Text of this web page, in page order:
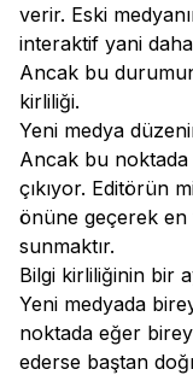
verir. Eski
interaktif yani
Ancak bu
kirliliği.
Yeni medya
Ancak bu
çıkıyor. Editörün
önüne geçerek en
sunmaktır.
Bilgi kirliliğinin bir
Yeni medyada
noktada eğer
ederse baştan